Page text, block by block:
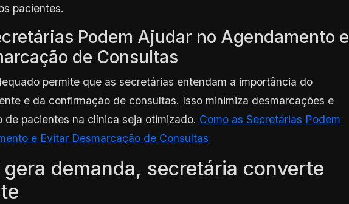
pacientes.
Podem Ajudar no Agendamento e
de Consultas
permite que as secretárias entendam a importância do
e da confirmação de consultas. Isso minimiza desmarcações e
de pacientes na clínica seja otimizado. Como as Secretárias Podem
e Evitar Desmarcação de Consultas
demanda, secretária converte